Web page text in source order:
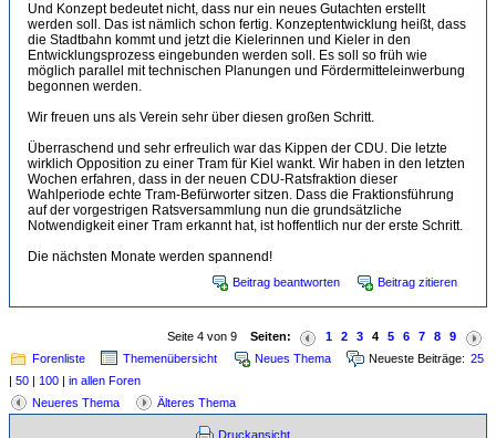
Und Konzept bedeutet nicht, dass nur ein neues Gutachten erstellt
werden soll. Das ist nämlich schon fertig. Konzeptentwicklung heißt, dass
die Stadtbahn kommt und jetzt die Kielerinnen und Kieler in den
Entwicklungsprozess eingebunden werden soll. Es soll so früh wie
möglich parallel mit technischen Planungen und Fördermitteleinwerbung
begonnen werden.
Wir freuen uns als Verein sehr über diesen großen Schritt.
Überraschend und sehr erfreulich war das Kippen der CDU. Die letzte
wirklich Opposition zu einer Tram für Kiel wankt. Wir haben in den letzten
Wochen erfahren, dass in der neuen CDU-Ratsfraktion dieser
Wahlperiode echte Tram-Befürworter sitzen. Dass die Fraktionsführung
auf der vorgestrigen Ratsversammlung nun die grundsätzliche
Notwendigkeit einer Tram erkannt hat, ist hoffentlich nur der erste Schritt.
Die nächsten Monate werden spannend!
Beitrag beantworten Beitrag zitieren
Seite 4 von 9 Seiten: 1 2 3 4 5 6 7 8
9
Forenliste
Themenübersicht Neues Thema Neueste Beiträge: 25
| 50 | 100 | in allen Foren
Neueres Thema
Älteres Thema
Druckansicht